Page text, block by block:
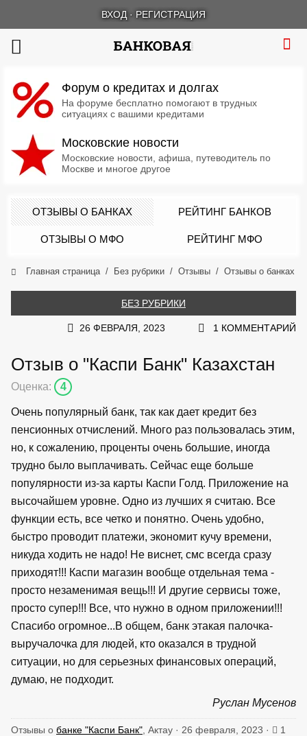
ВХОД · РЕГИСТРАЦИЯ
Форум о кредитах и долгах
На форуме бесплатно помогают в трудных
ситуациях с вашими кредитами
Московские новости
Московские новости, афиша, путеводитель по
Москве и многое другое
ОТЗЫВЫ О БАНКАХ РЕЙТИНГ БАНКОВ
ОТЗЫВЫ О МФО РЕЙТИНГ МФО
Главная страница Без рубрики Отзывы Отзывы о банках
БЕЗ РУБРИКИ
26 ФЕВРАЛЯ, 2023 1 КОММЕНТАРИЙ
Отзыв о "Каспи Банк" Казахстан
Оценка: 4
Очень популярный банк, так как дает кредит без
пенсионных отчислений. Много раз пользовалась этим,
но, к сожалению, проценты очень большие, иногда
трудно было выплачивать. Сейчас еще больше
популярности из-за карты Каспи Голд. Приложение на
высочайшем уровне. Одно из лучших я считаю. Все
функции есть, все четко и понятно. Очень удобно,
быстро проводит платежи, экономит кучу времени,
никуда ходить не надо! Не виснет, смс всегда сразу
приходят!!! Каспи магазин вообще отдельная тема -
просто незаменимая вещь!!! И другие сервисы тоже,
просто супер!!! Все, что нужно в одном приложении!!!
Спасибо огромное...В общем, банк этакая палочка-
выручалочка для людей, кто оказался в трудной
ситуации, но для серьезных финансовых операций,
думаю, не подходит.
Руслан Мусенов
Отзывы о банке "Каспи Банк" , Актау · 26 февраля, 2023 · 1